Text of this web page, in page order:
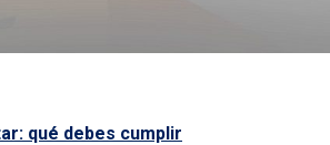
qué debes cumplir